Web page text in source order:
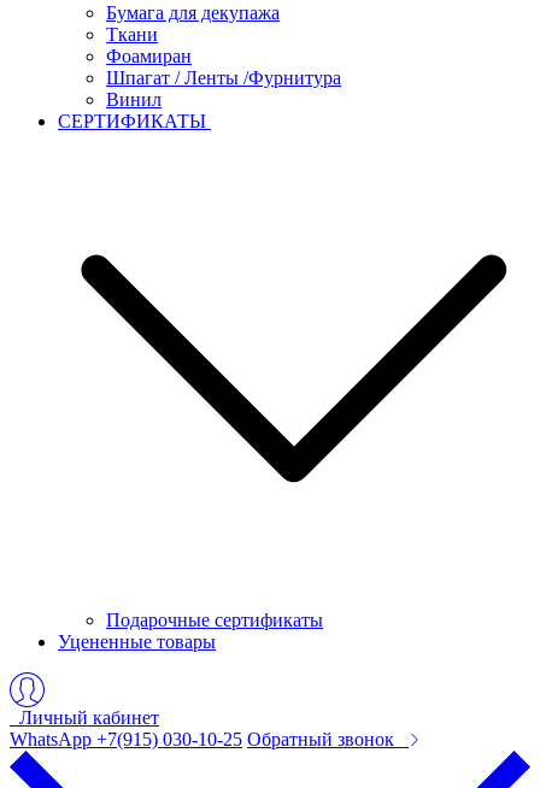
Бумага для декупажа
Ткани
Фоамиран
Шпагат / Ленты /Фурнитура
Винил
СЕРТИФИКАТЫ
Подарочные сертификаты
Уцененные товары
Личный кабинет
WhatsApp +7(915) 030-10-25 Обратный звонок